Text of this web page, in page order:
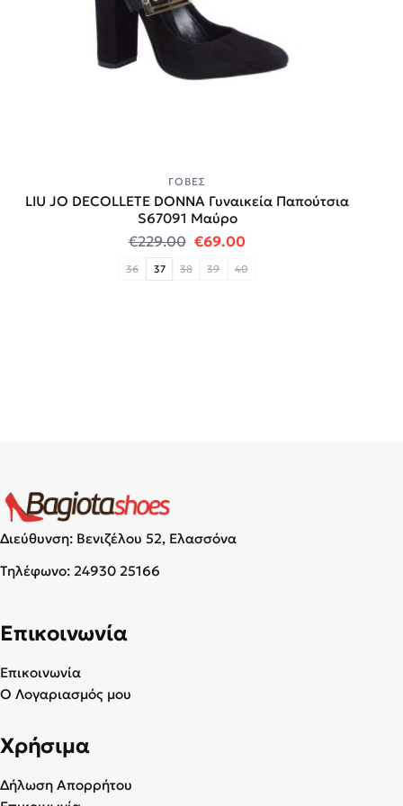
ΓΌΒΕΣ
LIU JO DECOLLETE DONNA Γυναικεία Παπούτσια
S67091 Μαύρο
€229.00 Original price was: €229.00.
€69.00Η τρέχουσα τιμή
36 37 38 39 40
Διεύθυνση: Βενιζέλου 52, Ελασσόνα
Τηλέφωνο: 24930 25166
Επικοινωνία
Επικοινωνία
Ο Λογαριασμός μου
Χρήσιμα
Δήλωση Απορρήτου